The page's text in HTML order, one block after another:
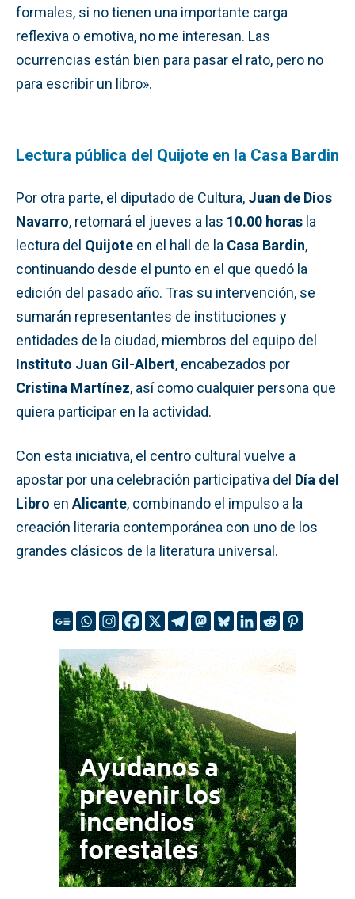
formales, si no tienen una importante carga
reflexiva o emotiva, no me interesan. Las
ocurrencias están bien para pasar el rato, pero no
para escribir un libro».
Lectura pública del Quijote en la Casa Bardin
Por otra parte, el diputado de Cultura, Juan de Dios
Navarro, retomará el jueves a las 10.00 horas la
lectura del Quijote en el hall de la Casa Bardin,
continuando desde el punto en el que quedó la
edición del pasado año. Tras su intervención, se
sumarán representantes de instituciones y
entidades de la ciudad, miembros del equipo del
Instituto Juan Gil-Albert, encabezados por
Cristina Martínez, así como cualquier persona que
quiera participar en la actividad.
Con esta iniciativa, el centro cultural vuelve a
apostar por una celebración participativa del Día del
Libro en Alicante, combinando el impulso a la
creación literaria contemporánea con uno de los
grandes clásicos de la literatura universal.